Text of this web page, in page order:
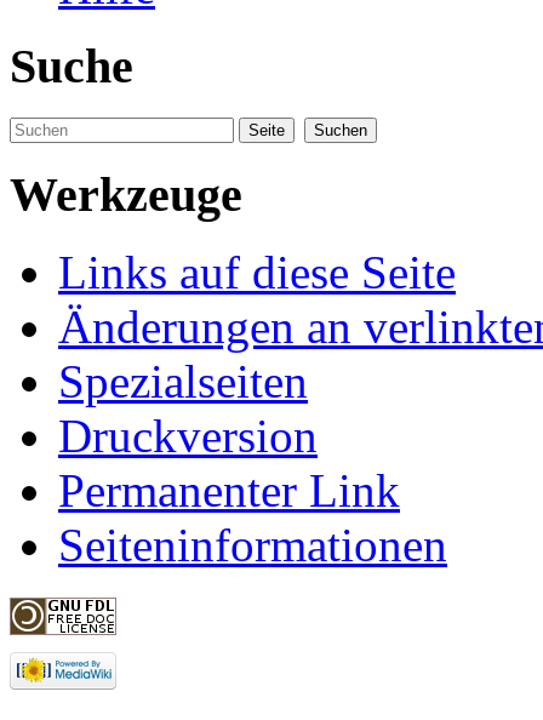
Suche
Werkzeuge
Links auf diese Seite
Änderungen an
Spezialseiten
Druckversion
Permanenter Link
Seiteninformationen